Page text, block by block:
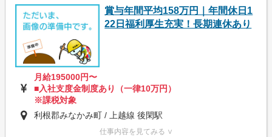
賞与年間平均158万円｜年間休日1
22日福利厚生充実！長期連休あり
月給195000円〜
■入社支度金制度あり（一律10万円）
※課税対象
利根郡みなかみ町 / 上越線 後閑駅
仕事内容を見てみる ∨